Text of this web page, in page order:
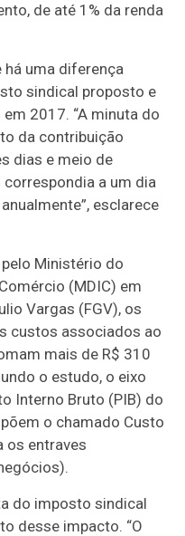
de até 1% da renda
há uma diferença
sindical proposto e
2017. “A minuta do
da contribuição
dias e meio de
a um dia
esclarece
Ministério do
(MDIC) em
Vargas (FGV), os
custos associados ao
mais de R$ 310
o estudo, o eixo
Interno Bruto (PIB) do
o chamado Custo
os entraves
do imposto sindical
desse impacto. “O